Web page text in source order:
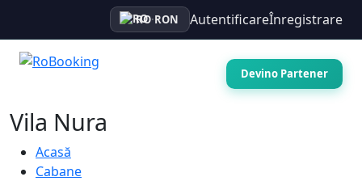
RO·RON AutentificareÎnregistrare
Devino Partener
Vila Nura
Acasă
Cabane